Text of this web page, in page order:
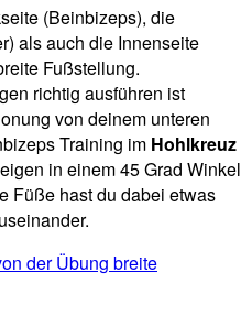
(Beinbizeps), die
als auch die Innenseite
Fußstellung.
richtig ausführen ist
von deinem unteren
Training im Hohlkreuz
in einem 45 Grad Winkel
Füße hast du dabei etwas